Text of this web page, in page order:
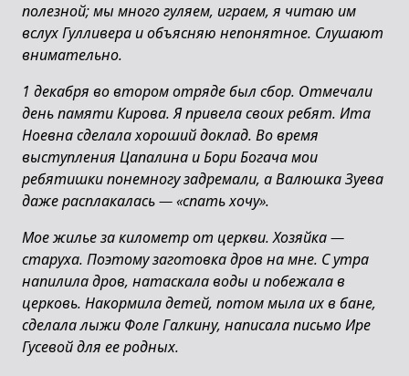
полезной; мы много гуляем, играем, я читаю им
вслух Гулливера и объясняю непонятное. Слушают
внимательно.
1 декабря во втором отряде был сбор. Отмечали
день памяти Кирова. Я привела своих ребят. Ита
Ноевна сделала хороший доклад. Во время
выступления Цапалина и Бори Богача мои
ребятишки понемногу задремали, а Валюшка Зуева
даже расплакалась — «спать хочу».
Мое жилье за километр от церкви. Хозяйка —
старуха. Поэтому заготовка дров на мне. С утра
напилила дров, натаскала воды и побежала в
церковь. Накормила детей, потом мыла их в бане,
сделала лыжи Фоле Галкину, написала письмо Ире
Гусевой для ее родных.